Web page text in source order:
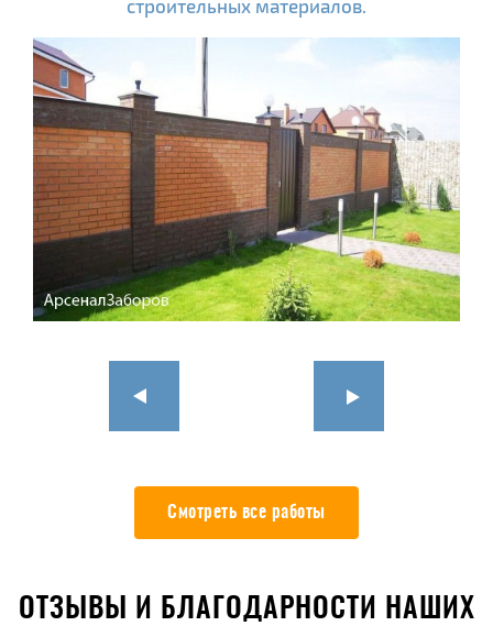
строительных материалов.
Смотреть все работы
ОТЗЫВЫ И БЛАГОДАРНОСТИ НАШИХ